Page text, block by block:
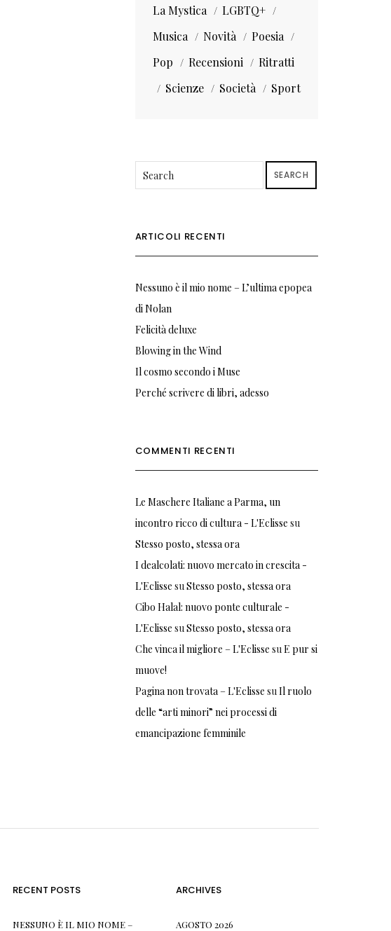
La Mystica
LGBTQ+
Musica
Novità
Poesia
Pop
Recensioni
Ritratti
Scienze
Società Sport
SEARCH
ARTICOLI RECENTI
Nessuno è il mio nome – L’ultima epopea
di Nolan
Felicità deluxe
Blowing in the Wind
Il cosmo secondo i Muse
Perché scrivere di libri, adesso
COMMENTI RECENTI
Le Maschere Italiane a Parma, un
incontro ricco di cultura - L'Eclisse su
Stesso posto, stessa ora
I dealcolati: nuovo mercato in crescita -
L'Eclisse suStesso posto, stessa ora
Cibo Halal: nuovo ponte culturale -
L'Eclisse suStesso posto, stessa ora
Che vinca il migliore – L'Eclisse suE pur si
muove!
Pagina non trovata – L'Eclisse suIl ruolo
delle “arti minori” nei processi di
emancipazione femminile
RECENT POSTS
NESSUNO È IL MIO NOME –
ARCHIVES
AGOSTO 2026